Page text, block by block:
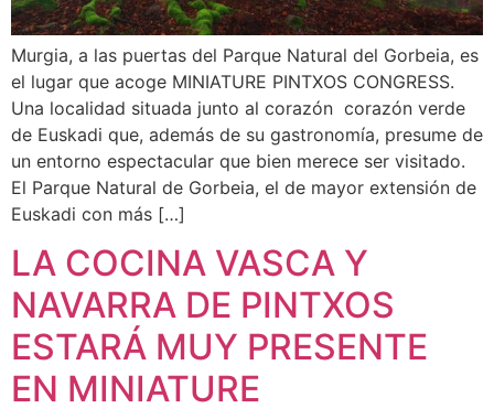
Murgia, a las puertas del Parque Natural del Gorbeia, es
el lugar que acoge MINIATURE PINTXOS CONGRESS.
Una localidad situada junto al corazón corazón verde
de Euskadi que, además de su gastronomía, presume de
un entorno espectacular que bien merece ser visitado.
El Parque Natural de Gorbeia, el de mayor extensión de
Euskadi con más […]
LA COCINA VASCA Y
NAVARRA DE PINTXOS
ESTARÁ MUY PRESENTE
EN MINIATURE